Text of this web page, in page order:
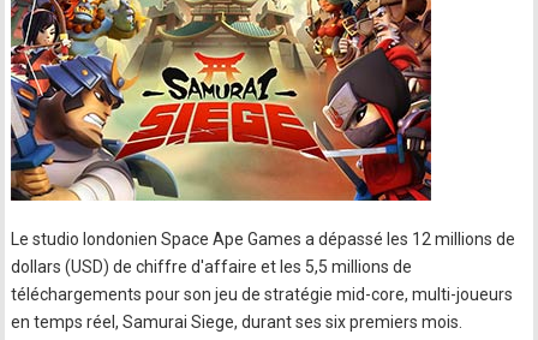
Le studio londonien Space Ape Games a dépassé les 12 millions de
dollars (USD) de chiffre d'affaire et les 5,5 millions de
téléchargements pour son jeu de stratégie mid-core, multi-joueurs
en temps réel, Samurai Siege, durant ses six premiers mois.